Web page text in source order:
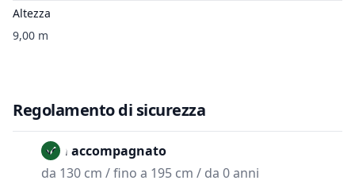
Altezza
9,00 m
Regolamento di sicurezza
Non accompagnato
da 130 cm / fino a 195 cm / da 0 anni